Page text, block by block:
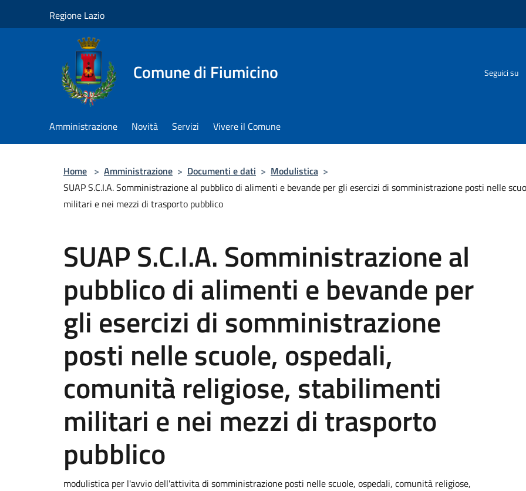
Regione Lazio
Comune di Fiumicino Seguici su
Amministrazione Novità Servizi Vivere il Comune
Home > Amministrazione > Documenti e dati > Modulistica >
SUAP S.C.I.A. Somministrazione al pubblico di alimenti e bevande per gli esercizi di somministrazione posti nelle
militari e nei mezzi di trasporto pubblico
SUAP S.C.I.A. Somministrazione al
pubblico di alimenti e bevande per
gli esercizi di somministrazione
posti nelle scuole, ospedali,
comunità religiose, stabilimenti
militari e nei mezzi di trasporto
pubblico
modulistica per l'avvio dell'attivita di somministrazione posti nelle scuole, ospedali, comunità religiose,